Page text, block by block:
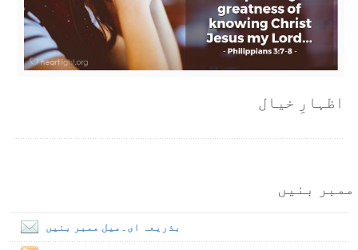
اظہارِ خیال
ممبر بنیں
بذریعہ ای۔میل ممبر بنیں